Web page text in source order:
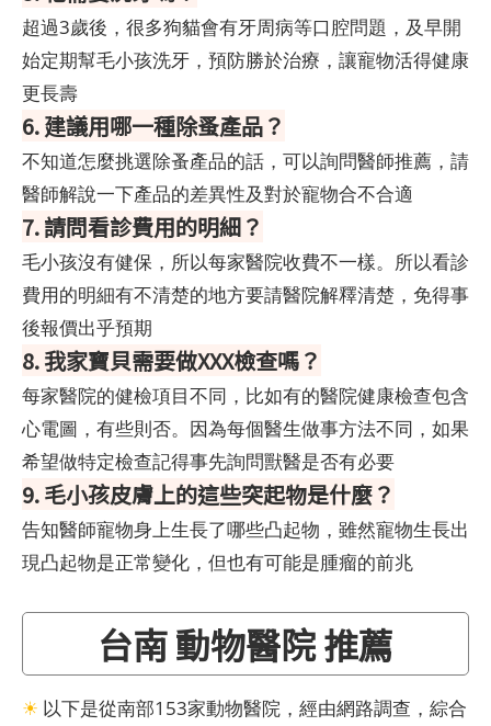
超過3歲後，很多狗貓會有牙周病等口腔問題，及早開
始定期幫毛小孩洗牙，預防勝於治療，讓寵物活得健康
更長壽
6. 建議用哪一種除蚤產品？
不知道怎麼挑選除蚤產品的話，可以詢問醫師推薦，請
醫師解說一下產品的差異性及對於寵物合不合適
7. 請問看診費用的明細？
毛小孩沒有健保，所以每家醫院收費不一樣。所以看診
費用的明細有不清楚的地方要請醫院解釋清楚，免得事
後報價出乎預期
8. 我家寶貝需要做XXX檢查嗎？
每家醫院的健檢項目不同，比如有的醫院健康檢查包含
心電圖，有些則否。因為每個醫生做事方法不同，如果
希望做特定檢查記得事先詢問獸醫是否有必要
9. 毛小孩皮膚上的這些突起物是什麼？
告知醫師寵物身上生長了哪些凸起物，雖然寵物生長出
現凸起物是正常變化，但也有可能是腫瘤的前兆
台南 動物醫院 推薦
☀ 以下是從南部153家動物醫院，經由網路調查，綜合